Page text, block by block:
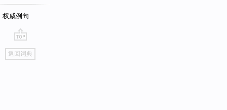
权威例句
go
top
返回词典